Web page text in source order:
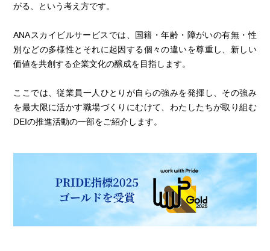
がる、という考え方です。
ANAスカイビルサービスでは、国籍・年齢・障がいの有無・性
別などの多様性とそれに起因する個々の違いを尊重し、新しい
価値を共創する企業文化の醸成を目指します。
ここでは、従業員一人ひとりが自らの強みを発揮し、その強み
を最大限に活かす職場づくりにむけて、わたしたちが取り組む
DEIの推進活動の一部をご紹介します。